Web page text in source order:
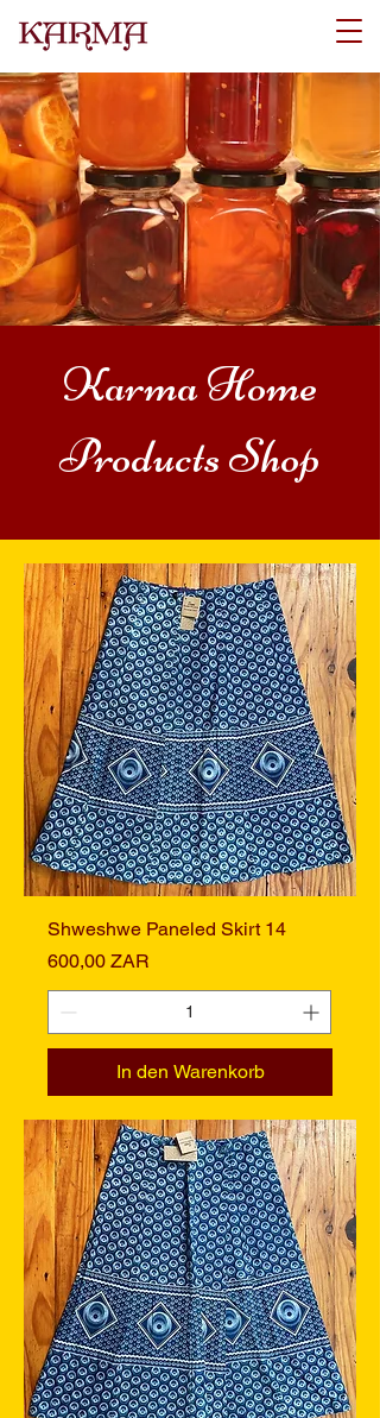
Karma Home
Products Shop
Shweshwe Paneled Skirt 14
Preis
600,00 ZAR
In den Warenkorb